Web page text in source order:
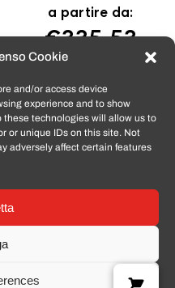
Cookie
and/or access device
experience and to show
these technologies will allow us to
or unique IDs on this site. Not
adversely affect certain features
a partire da:
€335,53
sono coperti dalla
e dalla garanzia di 12 mesi per i
206/2005. Per fruire
conservare la fattura o
riceverà via e-mail in formato
(se presente) va verificata
dal produttore stesso.